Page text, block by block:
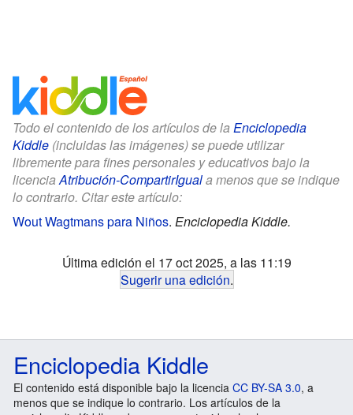
Todo el contenido de los artículos de la Enciclopedia
Kiddle (incluidas las imágenes) se puede utilizar
libremente para fines personales y educativos bajo la
licencia Atribución-CompartirIguala menos que se indique
lo contrario. Citar este artículo:
Wout Wagtmans para Niños. Enciclopedia Kiddle.
Última edición el 17 oct 2025, a las 11:19
Sugerir una edición.
Enciclopedia Kiddle
El contenido está disponible bajo la licencia CC BY-SA 3.0, a
menos que se indique lo contrario. Los artículos de la